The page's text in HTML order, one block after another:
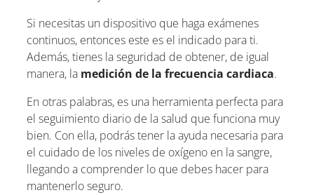
Si necesitas un dispositivo que haga exámenes
continuos, entonces este es el indicado para ti.
Además, tienes la seguridad de obtener, de igual
manera, la medición de la frecuencia cardiaca.
En otras palabras, es una herramienta perfecta para
el seguimiento diario de la salud que funciona muy
bien. Con ella, podrás tener la ayuda necesaria para
el cuidado de los niveles de oxígeno en la sangre,
llegando a comprender lo que debes hacer para
mantenerlo seguro.